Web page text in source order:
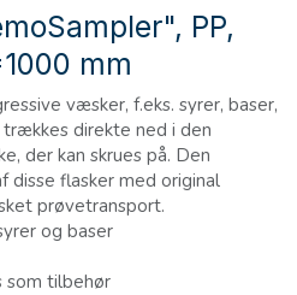
PP,
mm
væsker, f.eks. syrer, baser,
direkte ned i den
der kan skrues på. Den
disse flasker med original
prøvetransport.
og baser
som tilbehør